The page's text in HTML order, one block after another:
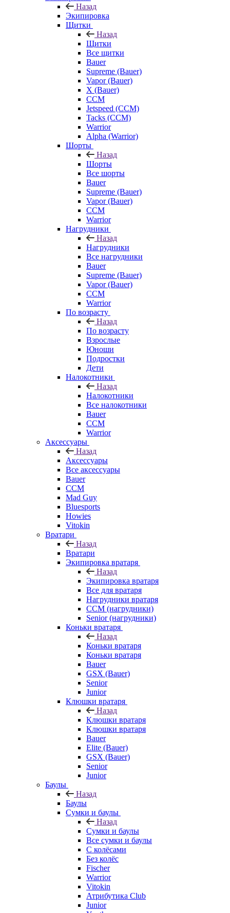
Назад
Экипировка
Щитки
Назад
Щитки
Все щитки
Bauer
Supreme (Bauer)
Vapor (Bauer)
X (Bauer)
CCM
Jetspeed (CCM)
Tacks (CCM)
Warrior
Alpha (Warrior)
Шорты
Назад
Шорты
Все шорты
Bauer
Supreme (Bauer)
Vapor (Bauer)
CCM
Warrior
Нагрудники
Назад
Нагрудники
Все нагрудники
Bauer
Supreme (Bauer)
Vapor (Bauer)
CCM
Warrior
По возрасту
Назад
По возрасту
Взрослые
Юноши
Подростки
Дети
Налокотники
Назад
Налокотники
Все налокотники
Bauer
CCM
Warrior
Аксессуары
Назад
Аксессуары
Все аксессуары
Bauer
CCM
Mad Guy
Bluesports
Howies
Vitokin
Вратари
Назад
Вратари
Экипировка вратаря
Назад
Экипировка вратаря
Все для вратаря
Нагрудники вратаря
CCM (нагрудники)
Senior (нагрудники)
Коньки вратаря
Назад
Коньки вратаря
Коньки вратаря
Bauer
GSX (Bauer)
Senior
Junior
Клюшки вратаря
Назад
Клюшки вратаря
Клюшки вратаря
Bauer
Elite (Bauer)
GSX (Bauer)
Senior
Junior
Баулы
Назад
Баулы
Сумки и баулы
Назад
Сумки и баулы
Все сумки и баулы
С колёсами
Без колёс
Fischer
Warrior
Vitokin
Атрибутика Club
Junior